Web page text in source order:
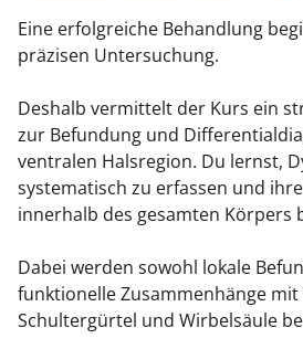
Eine erfolgreiche Behandlung
präzisen Untersuchung.
Deshalb vermittelt der Kurs ein
zur Befundung und
ventralen Halsregion. Du lernst,
systematisch zu erfassen und
innerhalb des gesamten Körpers
Dabei werden sowohl lokale
funktionelle Zusammenhänge mit
Schultergürtel und Wirbelsäule